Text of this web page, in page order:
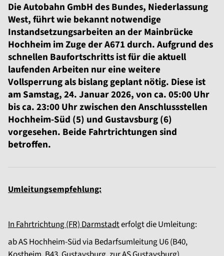
Die Autobahn GmbH des Bundes, Niederlassung
West, führt wie bekannt notwendige
Instandsetzungsarbeiten an der Mainbrücke
Hochheim im Zuge der A671 durch. Aufgrund des
schnellen Baufortschritts ist für die aktuell
laufenden Arbeiten nur eine weitere
Vollsperrung als bislang geplant nötig. Diese ist
am Samstag, 24. Januar 2026, von ca. 05:00 Uhr
bis ca. 23:00 Uhr zwischen den Anschlussstellen
Hochheim-Süd (5) und Gustavsburg (6)
vorgesehen. Beide Fahrtrichtungen sind
betroffen.
Umleitungsempfehlung:
In Fahrtrichtung (FR) Darmstadterfolgt die Umleitung:
ab AS Hochheim-Süd via Bedarfsumleitung U6 (B40,